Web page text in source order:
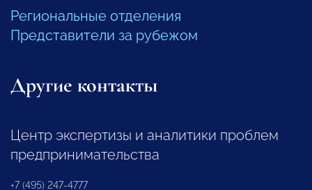
Региональные отделения
Представители за рубежом
Другие контакты
Центр экспертизы и аналитики проблем
предпринимательства
+7 (495) 247-4777